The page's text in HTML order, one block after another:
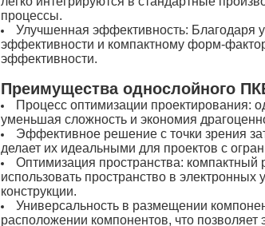
процессы.
Улучшенная эффективность: Благодаря
эффективности и компактному форм-
эффективности.
Преимущества однослойного
Процесс оптимизации проектирования:
уменьшая сложность и экономия
Эффективное решение с точки зрения
делает их идеальными для проектов с
Оптимизация пространства:
использовать пространство в
конструкции.
Универсальность в размещении
расположении компонентов, что